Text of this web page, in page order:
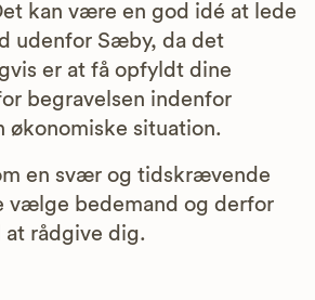
kan være en god idé at lede
udenfor Sæby, da det
er at få opfyldt dine
begravelsen indenfor
økonomiske situation.
en svær og tidskrævende
vælge bedemand og derfor
rådgive dig.